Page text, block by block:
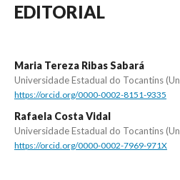
EDITORIAL
Maria Tereza Ribas Sabará
Universidade Estadual do Tocantins
https://orcid.org/0000-0002-8151-9335
Rafaela Costa Vidal
Universidade Estadual do Tocantins
https://orcid.org/0000-0002-7969-971X